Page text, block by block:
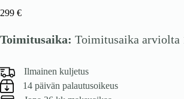
299 €
Toimitusaika: Toimitusaika arviolta
Ilmainen kuljetus
14 päivän palautusoikeus